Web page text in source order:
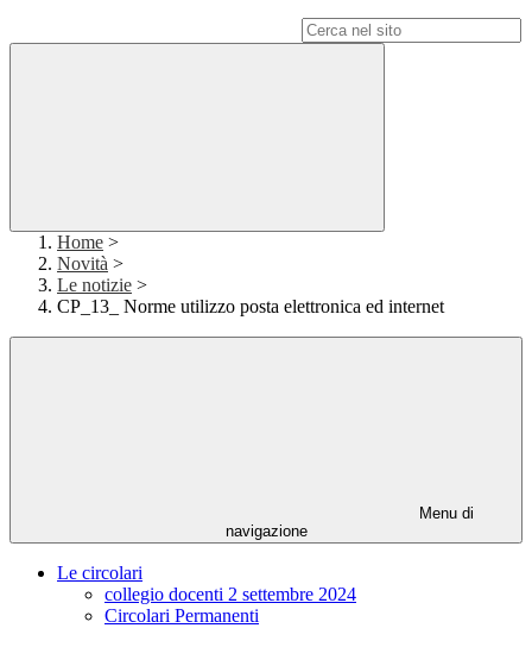
Home >
Novità >
Le notizie >
CP_13_ Norme utilizzo posta elettronica ed internet
Menu di
navigazione
Le circolari
collegio docenti 2 settembre 2024
Circolari Permanenti